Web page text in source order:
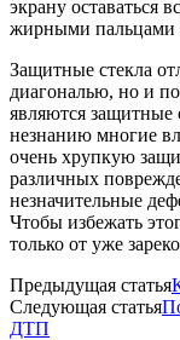
экрану оставаться
жирными пальцами
Защитные стекла
диагональю, но и
являются
незнанию многие
очень хрупкую
различных
незначительные
Чтобы избежать
только от уже
Предыдущая статья
Следующая статья
ДТП